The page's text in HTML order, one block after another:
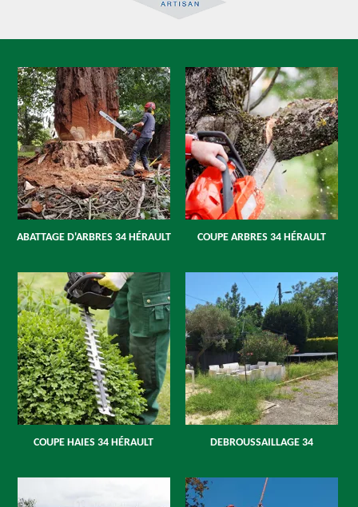
ABATTAGE D'ARBRES 34 HÉRAULT COUPE ARBRES 34 HÉRAULT
COUPE HAIES 34 HÉRAULT DEBROUSSAILLAGE 34